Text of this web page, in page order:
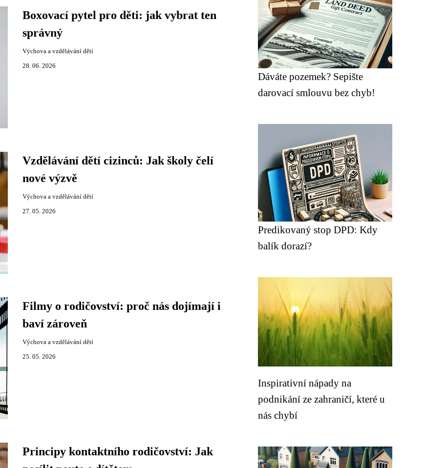
Boxovací pytel pro děti: jak vybrat ten
správný
Výchova a vzdělávání dětí
28. 06. 2026
Vzdělávání dětí cizinců: Jak školy čelí
nové výzvě
Výchova a vzdělávání dětí
27. 05. 2026
Filmy o rodičovství: proč nás dojímají i
baví zároveň
Výchova a vzdělávání dětí
25. 05. 2026
Principy kontaktního rodičovství: Jak
Dáváte pozemek? Sepište
darovací smlouvu bez chyb!
Predikovaný stop DPD: Kdy
balík dorazí?
Inspirativní nápady na
podnikání ze zahraničí, které u
nás chybí